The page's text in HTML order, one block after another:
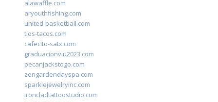
alawaffle.com
aryouthfishing.com
united-basketball.com
tios-tacos.com
cafecito-satx.com
graduacionviu2023.com
pecanjackstogo.com
zengardendayspa.com
sparklejewelryinc.com
ironcladtattoostudio.com